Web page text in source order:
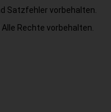
Satzfehler vorbehalten.
Alle Rechte vorbehalten.